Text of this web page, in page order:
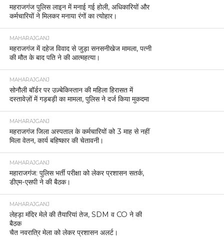
महराजगंज पुलिस लाइन में मनाई गई होली, अधिकारियों और
कर्मचारियों ने मिलकर मनाया रंगों का त्योहार।
MAHARAJGANJ
महराजगंज में दहेज विवाद से जुड़ा सनसनीखेज मामला, पत्नी
की मौत के बाद पति ने की आत्महत्या।
MAHARAJGANJ
सोनौली बॉर्डर पर उज़्बेकिस्तान की महिला हिरासत में
दस्तावेज़ों में गड़बड़ी का मामला, पुलिस ने दर्ज किया मुकदमा
MAHARAJGANJ
महराजगंज जिला अस्पताल के कर्मचारियों को 3 माह से नहीं
मिला वेतन, कार्य बहिष्कार की चेतावनी।
MAHARAJGANJ
महाराजगंज: पुलिस भर्ती परीक्षा को लेकर प्रशासन सतर्क,
डीएम-एसपी ने की बैठक।
MAHARAJGANJ
लेहड़ा मंदिर मेले की तैयारियां तेज, SDM व CO ने की
बैठक
चैत नवरात्रि मेला को लेकर प्रशासन अलर्ट।